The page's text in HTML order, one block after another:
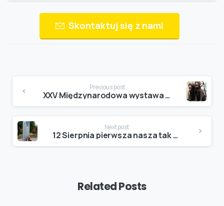
Skontaktuj się z nami
Reading
Previous post
XXV Międzynarodowa wystawa psów rasowych w łodzi
Next post
12 Sierpnia pierwsza nasza tak daleka wystawa w LITWIE DRUSKIENNIKI
Related Posts